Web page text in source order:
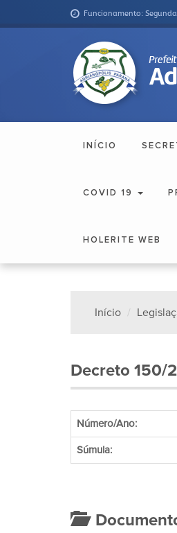
Funcionamento:
INÍCIO
COVID 19
HOLERITE WEB
Início
Decreto 150/
Número/Ano:
Súmula: